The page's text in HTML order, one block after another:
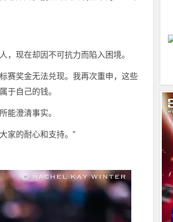
，现在却因不可抗力而陷入困境。
赛奖金无法兑现。我再次重申，这些
于自己的钱。
能澄清事实。
家的耐心和支持。”